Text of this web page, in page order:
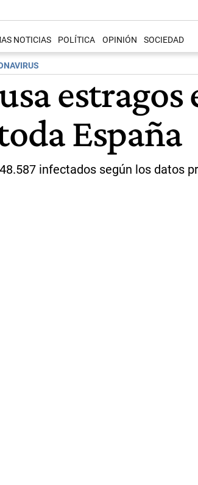
NOTICIAS POLÍTICA OPINIÓN SOCIEDAD
estragos
España
infectados según los datos